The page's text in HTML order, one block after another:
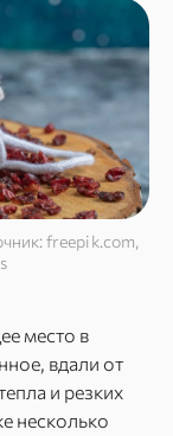
freepik.com,
место в
вдали от
и резких
несколько